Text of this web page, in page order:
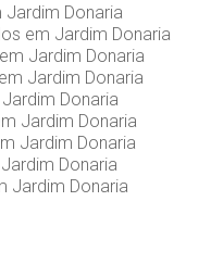
Donaria
em Jardim Donaria
Jardim Donaria
Jardim Donaria
Donaria
Jardim Donaria
Jardim Donaria
Donaria
Jardim Donaria